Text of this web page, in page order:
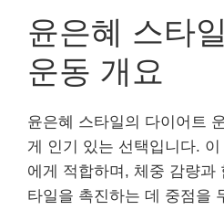
윤은혜 스타
운동 개요
윤은혜 스타일의 다이어트
게 인기 있는 선택입니다.
에게 적합하며, 체중 감량과
타일을 촉진하는 데 중점을